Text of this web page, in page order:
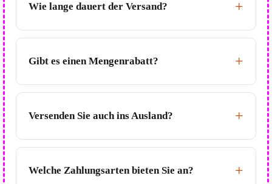
Wie lange dauert der Versand?
Gibt es einen Mengenrabatt?
Versenden Sie auch ins Ausland?
Welche Zahlungsarten bieten Sie an?